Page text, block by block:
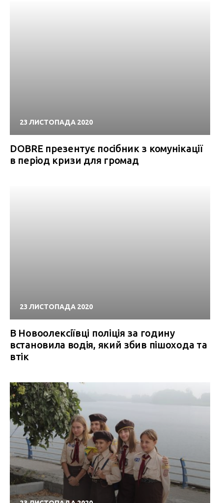
23 ЛИСТОПАДА 2020
DOBRE презентує посібник з комунікації
в період кризи для громад
23 ЛИСТОПАДА 2020
В Новоолексіївці поліція за годину
встановила водія, який збив пішохода та
втік